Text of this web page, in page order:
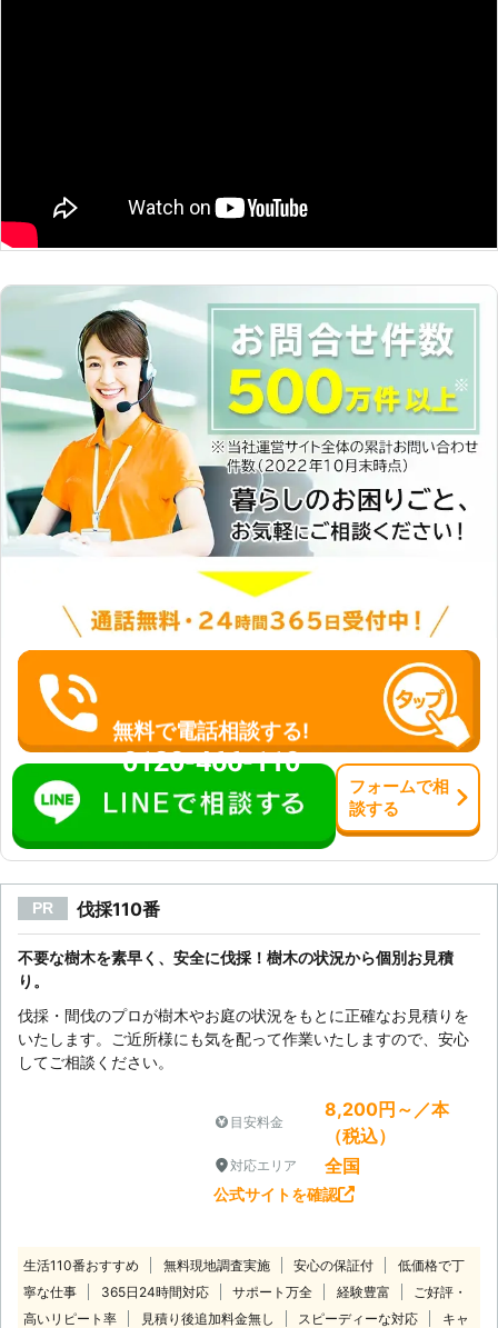
無料で電話相談する!
0120-466-110
フォームで相
談する
PR 伐採110番
不要な樹木を素早く、安全に伐採！樹木の状況から個別お見積
り。
伐採・間伐のプロが樹木やお庭の状況をもとに正確なお見積りを
いたします。ご近所様にも気を配って作業いたしますので、安心
してご相談ください。
目安料金
8,200円～／本
（税込）
対応エリア 全国
公式サイトを確認
生活110番おすすめ 無料現地調査実施 安心の保証付
低価格で丁
寧な仕事
365日24時間対応 サポート万全 経験豊富
ご好評・
高いリピート率
見積り後追加料金無し スピーディーな対応
キャ